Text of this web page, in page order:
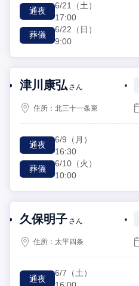
通夜
6/21
（土）
17:00
葬儀
6/22 （日）
9:00
津川康弘 さん
住所：北三十一条東
通夜
6/9 （月）
16:30
葬儀
6/10 （火）
10:00
久保明子 さん
住所：太平四条
通夜
6/7 （土）